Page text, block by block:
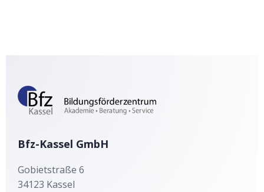
Bfz-Kassel GmbH
Gobietstraße 6
34123 Kassel